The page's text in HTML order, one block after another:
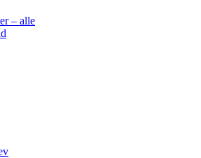
– alle